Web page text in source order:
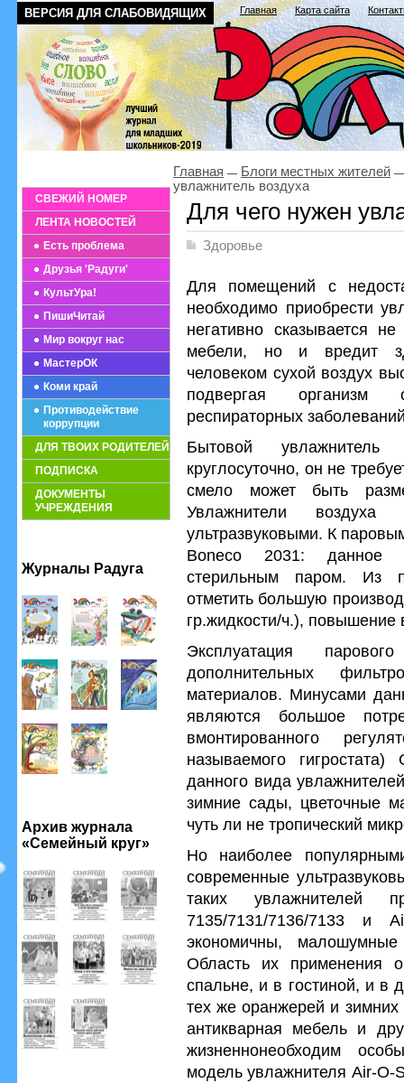
ВЕРСИЯ ДЛЯ СЛАБОВИДЯЩИХ Главная Карта сайта
СВЕЖИЙ НОМЕР
ЛЕНТА НОВОСТЕЙ
Есть проблема
Друзья 'Радуги'
КультУра!
ПишиЧитай
Мир вокруг нас
МастерОК
Коми край
Противодействие
коррупции
ДЛЯ ТВОИХ РОДИТЕЛЕЙ
ПОДПИСКА
ДОКУМЕНТЫ
УЧРЕЖДЕНИЯ
Журналы Радуга
Архив журнала
«Семейный круг»
Главная
Блоги местных жителей
увлажнитель воздуха
Для чего нужен
Здоровье
Для помещений с
необходимо приобрести
негативно сказывается
мебели, но и вредит
человеком сухой воздух
подвергая организм
респираторных
Бытовой увлажнитель
круглосуточно, он не
смело может быть
Увлажнители
ультразвуковыми. К
Boneco 2031: данное
стерильным паром. Из
отметить большую
гр.жидкости/ч.),
Эксплуатация
дополнительных
материалов. Минусами
являются большое
вмонтированного
называемого
данного вида
зимние сады, цветочные
чуть ли не тропический
Но наиболее
современные
таких увлажнителей
7135/7131/7136/7133 и
экономичны, малошумные
Область их применения
спальне, и в гостиной, и в
тех же оранжерей и
антикварная мебель и
жизненнонеобходим
модель увлажнителя Air-O-